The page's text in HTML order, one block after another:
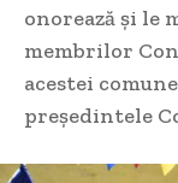
onorează și le
membrilor
acestei
președintele